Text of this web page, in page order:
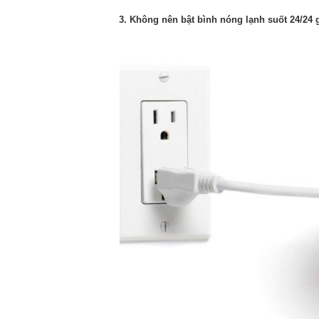
3. Không nên bật bình nóng lạnh suốt 24/24